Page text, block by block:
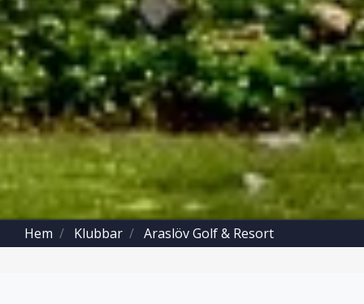
Hem Klubbar Araslöv Golf & Resort